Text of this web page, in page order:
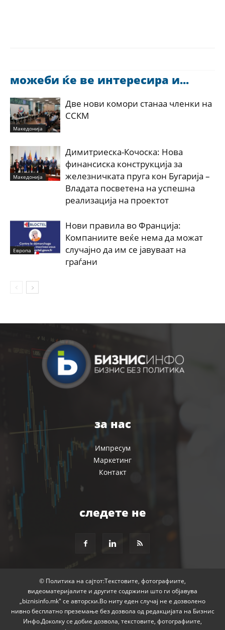
можеби ќе ве интересира и...
Македонија
Две нови комори станаа членки на
ССКМ
Македонија
Димитриеска-Кочоска: Нова
финансиска конструкција за
железничката пруга кон Бугарија –
Владата посветена на успешна
реализација на проектот
Европа
Нови правила во Франција:
Компаниите веќе нема да можат
случајно да им се јавуваат на
граѓани
за нас
Импресум
Маркетинг
Контакт
следете не
© Политика на сајтот:Текстовите, фотографиите,
видеоматеријалите и другите содржини што ги објавува
„biznisinfo.mk" се авторски.Во ниту еден случај не е дозволено
нивно бесплатно преземање без дозвола од редакцијата на Бизнис
Инфо.Доколку се добие дозвола, текстовите, фотографиите,